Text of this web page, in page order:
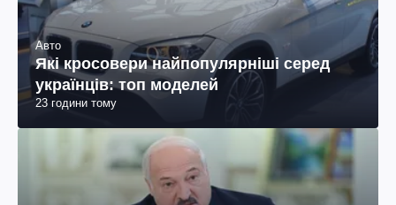
Авто
Які кросовери найпопулярніші серед
українців: топ моделей
23 години тому